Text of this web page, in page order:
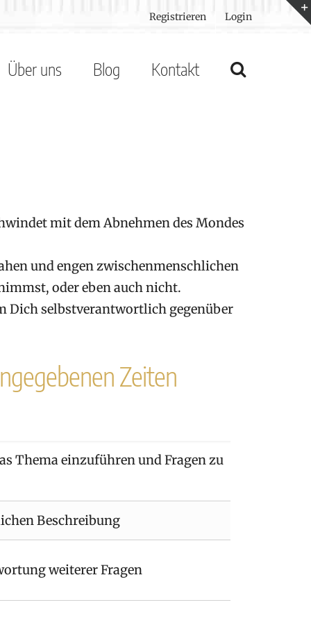
Registrieren Login
Über uns Blog Kontakt
mit dem Abnehmen des Mondes
und engen zwischenmenschlichen
oder eben auch nicht.
Dich selbstverantwortlich gegenüber
Zeiten
Thema einzuführen und Fragen zu
Beschreibung
weiterer Fragen